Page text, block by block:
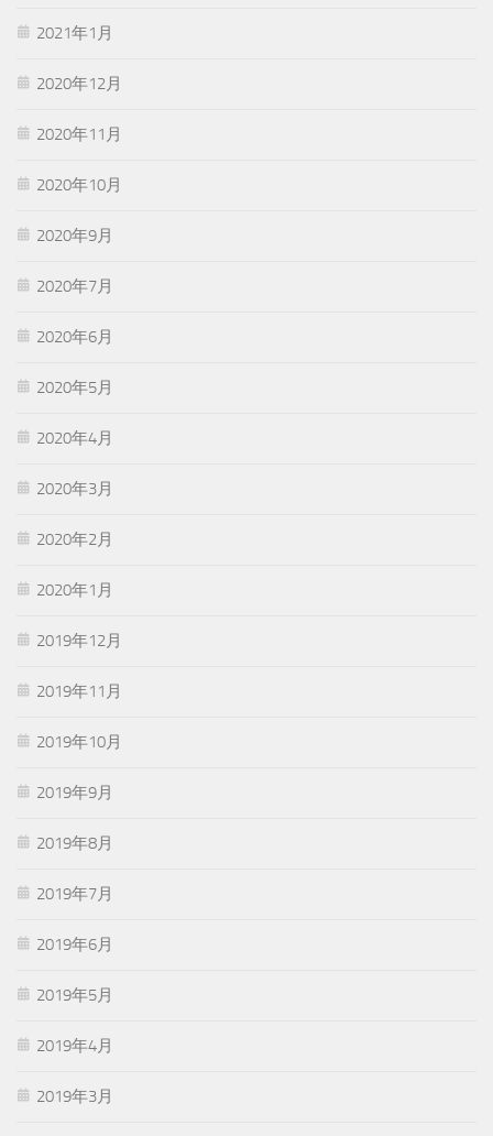
2021年1月
2020年12月
2020年11月
2020年10月
2020年9月
2020年7月
2020年6月
2020年5月
2020年4月
2020年3月
2020年2月
2020年1月
2019年12月
2019年11月
2019年10月
2019年9月
2019年8月
2019年7月
2019年6月
2019年5月
2019年4月
2019年3月